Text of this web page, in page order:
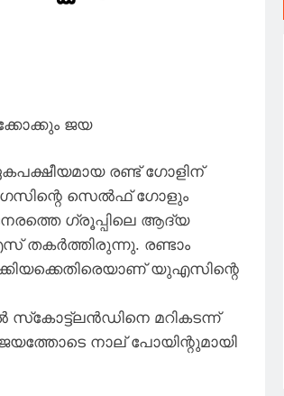
ജയ
രണ്ട് ഗോളിന്
സെൽഫ് ഗോളും
ഗ്രൂപ്പിലെ ആദ്യ
തകർത്തിരുന്നു. രണ്ടാം
യുഎസിന്റെ
മറികടന്ന്
നാല് പോയിന്റുമായി
നെടും പറമ്പ് കുന്ന്
ജാൻ നിര്യാതനായി
weeks ago